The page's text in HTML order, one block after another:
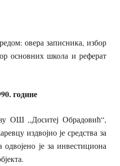
овера записника, избор
основних школа и реферат
године
ОШ ,,Доситеј Обрадовић“,
издвојио је средства за
је за инвестициона